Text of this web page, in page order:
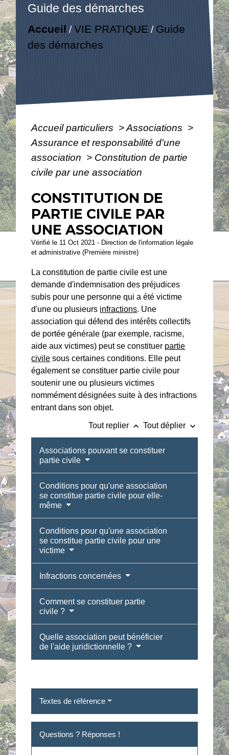
Guide des démarches
Accueil /VIE PRATIQUE / Guide
des démarches
Accueil particuliers >Associations >
Assurance et responsabilité d'une
association > Constitution de partie
civile par une association
CONSTITUTION DE
PARTIE CIVILE PAR
UNE ASSOCIATION
Vérifié le 11 Oct 2021 - Direction de l'information légale
et administrative (Première ministre)
La constitution de partie civile est une
demande d'indemnisation des préjudices
subis pour une personne qui a été victime
d'une ou plusieurs infractions. Une
association qui défend des intérêts collectifs
de portée générale (par exemple, racisme,
aide aux victimes) peut se constituer partie
civile sous certaines conditions. Elle peut
également se constituer partie civile pour
soutenir une ou plusieurs victimes
nommément désignées suite à des infractions
entrant dans son objet.
Tout replier keyboard_arrow_up Tout déplier keyboard_arrow_down
Associations pouvant se constituer
partie civile
Conditions pour qu'une association
se constitue partie civile pour elle-
même
Conditions pour qu'une association
se constitue partie civile pour une
victime
Infractions concernées
Comment se constituer partie
civile ?
Quelle association peut bénéficier
de l'aide juridictionnelle ?
Textes de référence
Questions ? Réponses !